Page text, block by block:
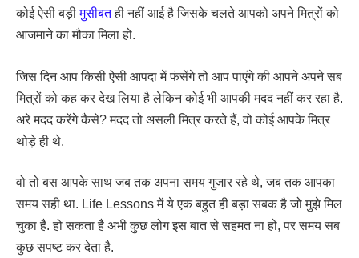
कोई ऐसी बड़ीमुसीबतही नहीं आई है जिसके चलते आपको अपने मित्रों को
आजमाने का मौका मिला हो.
जिस दिन आप किसी ऐसी आपदा में फंसेंगे तो आप पाएंगे की आपने अपने सब
मित्रों को कह कर देख लिया है लेकिन कोई भी आपकी मदद नहीं कर रहा है.
अरे मदद करेंगे कैसे? मदद तो असली मित्र करते हैं, वो कोई आपके मित्र
थोड़े ही थे.
वो तो बस आपके साथ जब तक अपना समय गुजार रहे थे, जब तक आपका
समय सही था. Life Lessons में ये एक बहुत ही बड़ा सबक है जो मुझे मिल
चुका है. हो सकता है अभी कुछ लोग इस बात से सहमत ना हों, पर समय सब
कुछ सपष्ट कर देता है.